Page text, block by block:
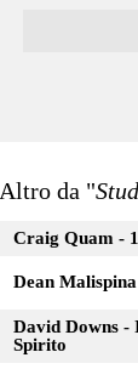
Altro da "
Craig Quam -
Dean
David Downs -
Spirito